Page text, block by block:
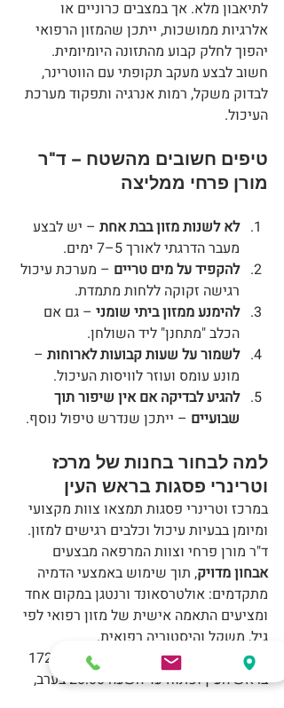
לתיאבון מלא. אך במצבים כרוניים או
אלרגיות ממושכות, ייתכן שהמזון הרפואי
יהפוך לחלק קבוע מהתזונה היומיומית.
חשוב לבצע מעקב תקופתי עם הווטרינר,
לבדוק משקל, רמות אנרגיה ותפקוד מערכת
העיכול.
טיפים חשובים מהשטח – ד"ר
מורן פרחי ממליצה
לא לשנות מזון בבת אחת – יש לבצע
מעבר הדרגתי לאורך 5–7 ימים.
להקפיד על מים טריים – מערכת עיכול
רגישה זקוקה ללחות מתמדת.
להימנע ממזון ביתי שומני – גם אם
הכלב "מתחנן" ליד השולחן.
לשמור על שעות קבועות לארוחות –
מונע עומס ועוזר לוויסות העיכול.
להגיע לבדיקה אם אין שיפור תוך
שבועיים – ייתכן שנדרש טיפול נוסף.
למה לבחור בחנות של מרכז
וטרינרי פסגות בראש העין
במרכז וטרינרי פסגות תמצאו צוות מקצועי
ומיומן בבעיות עיכול וכלבים רגישים למזון.
ד"ר מורן פרחי וצוות המרפאה מבצעים
אבחון מדויק, תוך שימוש באמצעי הדמיה
מתקדמים: אולטרסאונד ורנטגן במקום אחד
ומציעים התאמה אישית של מזון רפואי לפי
גיל, משקל והיסטוריה רפואית.
בראש העין ופתוח עד השעה 20:00 בערב,